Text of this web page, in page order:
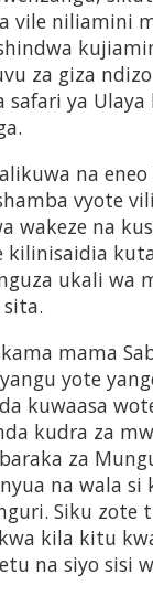
vile niliamini
za giza ndizo
safari ya
na
vyote
wakeze na
kilinisaidia
ukali wa
mama
yote
kuwaasa
kudra za
za
na wala si
Siku zote
kila kitu
na siyo sisi